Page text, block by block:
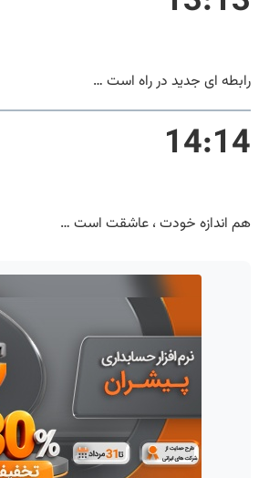
رابطه ای جدید در راه است …
14:14
هم اندازه خودت ، عاشقت است …